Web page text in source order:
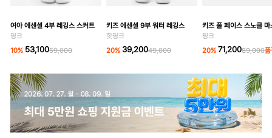
여아 에센셜 4부 레깅스 스커트
핑크
10% 53,10059,000
키즈 에센셜 9부 워터 레깅스
핫핑크
20% 39,20049,000
키즈 풀 페이스 스노클 마
핑크
20% 71,20089,000품